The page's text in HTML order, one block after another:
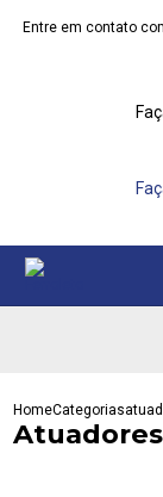
Entre em contato
HomeCategorias